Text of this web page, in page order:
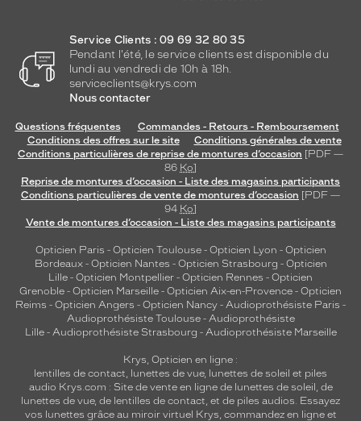
Service Clients : 09 69 32 80 35
Pendant l'été, le service clients est disponible du
lundi au vendredi de 10h à 18h.
serviceclients@krys.com
Nous contacter
Questions fréquentes
Commandes - Retours - Remboursement
Conditions des offres sur le site
Conditions générales de vente
Conditions particulières de reprise de montures d’occasion [PDF —
86 Ko]
Reprise de montures d’occasion - Liste des magasins participants
Conditions particulières de vente de montures d’occasion [PDF —
94 Ko]
Vente de montures d’occasion - Liste des magasins participants
Opticien Paris - Opticien Toulouse- Opticien Lyon - Opticien
Bordeaux- Opticien Nantes - Opticien Strasbourg - Opticien
Lille - Opticien Montpellier - Opticien Rennes - Opticien
Grenoble - Opticien Marseille - Opticien Aix-en-Provence - Opticien
Reims - Opticien Angers - Opticien Nancy - Audioprothésiste Paris -
Audioprothésiste Toulouse- Audioprothésiste
Lille- Audioprothésiste Strasbourg - Audioprothésiste Marseille
Krys, Opticien en ligne :
lentilles de contact, lunettes de vue, lunettes de soleil et piles
audio Krys.com : Site de vente en ligne de lunettes de soleil, de
lunettes de vue, de lentilles de contact, et de piles audios. Essayez
vos lunettes grâce au miroir virtuel Krys, commandez en ligne et